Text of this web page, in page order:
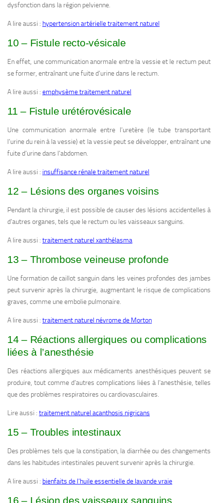
dysfonction dans la région pelvienne.
A lire aussi : hypertension artérielle traitement naturel
10 – Fistule recto-vésicale
En effet, une communication anormale entre la vessie et le rectum peut
se former, entraînant une fuite d’urine dans le rectum.
A lire aussi : emphysème traitement naturel
11 – Fistule urétérovésicale
Une communication anormale entre l’uretère (le tube transportant
l’urine du rein à la vessie) et la vessie peut se développer, entraînant une
fuite d’urine dans l’abdomen.
A lire aussi : insuffisance rénale traitement naturel
12 – Lésions des organes voisins
Pendant la chirurgie, il est possible de causer des lésions accidentelles à
d’autres organes, tels que le rectum ou les vaisseaux sanguins.
A lire aussi : traitement naturel xanthélasma
13 – Thrombose veineuse profonde
Une formation de caillot sanguin dans les veines profondes des jambes
peut survenir après la chirurgie, augmentant le risque de complications
graves, comme une embolie pulmonaire.
A lire aussi : traitement naturel névrome de Morton
14 – Réactions allergiques ou complications
liées à l’anesthésie
Des réactions allergiques aux médicaments anesthésiques peuvent se
produire, tout comme d’autres complications liées à l’anesthésie, telles
que des problèmes respiratoires ou cardiovasculaires.
Lire aussi : traitement naturel acanthosis nigricans
15 – Troubles intestinaux
Des problèmes tels que la constipation, la diarrhée ou des changements
dans les habitudes intestinales peuvent survenir après la chirurgie.
A lire aussi : bienfaits de l’huile essentielle de lavande vraie
16 – Lésion des vaisseaux sanguins